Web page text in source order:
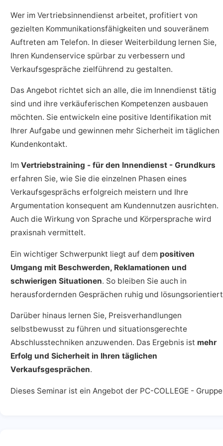
Wer im Vertriebsinnendienst arbeitet, profitiert von
gezielten Kommunikationsfähigkeiten und souveränem
Auftreten am Telefon. In dieser Weiterbildung lernen Sie,
Ihren Kundenservice spürbar zu verbessern und
Verkaufsgespräche zielführend zu gestalten.
Das Angebot richtet sich an alle, die im Innendienst tätig
sind und ihre verkäuferischen Kompetenzen ausbauen
möchten. Sie entwickeln eine positive Identifikation mit
Ihrer Aufgabe und gewinnen mehr Sicherheit im täglichen
Kundenkontakt.
Im Vertriebstraining - für den Innendienst - Grundkurs
erfahren Sie, wie Sie die einzelnen Phasen eines
Verkaufsgesprächs erfolgreich meistern und Ihre
Argumentation konsequent am Kundennutzen ausrichten.
Auch die Wirkung von Sprache und Körpersprache wird
praxisnah vermittelt.
Ein wichtiger Schwerpunkt liegt auf dem positiven
Umgang mit Beschwerden, Reklamationen und
schwierigen Situationen. So bleiben Sie auch in
herausfordernden Gesprächen ruhig und
Darüber hinaus lernen Sie, Preisverhandlungen
selbstbewusst zu führen und situationsgerechte
Abschlusstechniken anzuwenden. Das Ergebnis ist mehr
Erfolg und Sicherheit in Ihren täglichen
Verkaufsgesprächen.
Dieses Seminar ist ein Angebot der PC-COLLEGE -